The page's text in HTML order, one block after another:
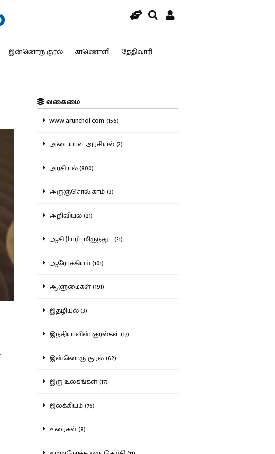
இன்னொரு குரல் காணொளி தேதிவாரி
வகைமை
www.arunchol.com (156)
அடையாள அரசியல் (2)
அரசியல் (800)
அருஞ்சொல்.காம் (3)
அறிவியல் (21)
ஆசிரியரிடமிருந்து... (31)
ஆரோக்கியம் (101)
ஆளுமைகள் (191)
இதழியல் (3)
இந்தியாவின் குரல்கள் (17)
இன்னொரு குரல் (62)
இரு உலகங்கள் (17)
இலக்கியம் (76)
உரைகள் (8)